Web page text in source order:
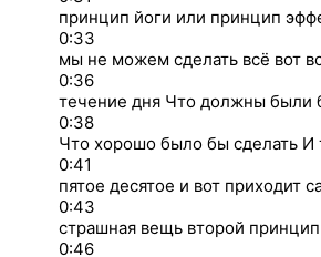
принцип йоги или принцип
0:33
мы не можем сделать всё вот
0:36
течение дня Что должны были
0:38
Что хорошо было бы сделать И
0:41
пятое десятое и вот приходит
0:43
страшная вещь второй
0:46